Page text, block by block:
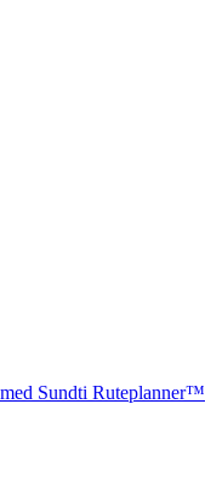
Sundti Ruteplanner™